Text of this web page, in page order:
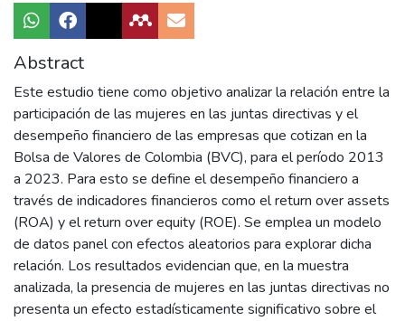
Abstract
Este estudio tiene como objetivo analizar la relación entre la
participación de las mujeres en las juntas directivas y el
desempeño financiero de las empresas que cotizan en la
Bolsa de Valores de Colombia (BVC), para el período 2013
a 2023. Para esto se define el desempeño financiero a
través de indicadores financieros como el return over assets
(ROA) y el return over equity (ROE). Se emplea un modelo
de datos panel con efectos aleatorios para explorar dicha
relación. Los resultados evidencian que, en la muestra
analizada, la presencia de mujeres en las juntas directivas no
presenta un efecto estadísticamente significativo sobre el